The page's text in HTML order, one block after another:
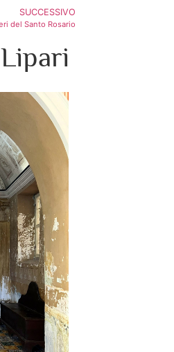
SUCCESSIVO
del Santo Rosario